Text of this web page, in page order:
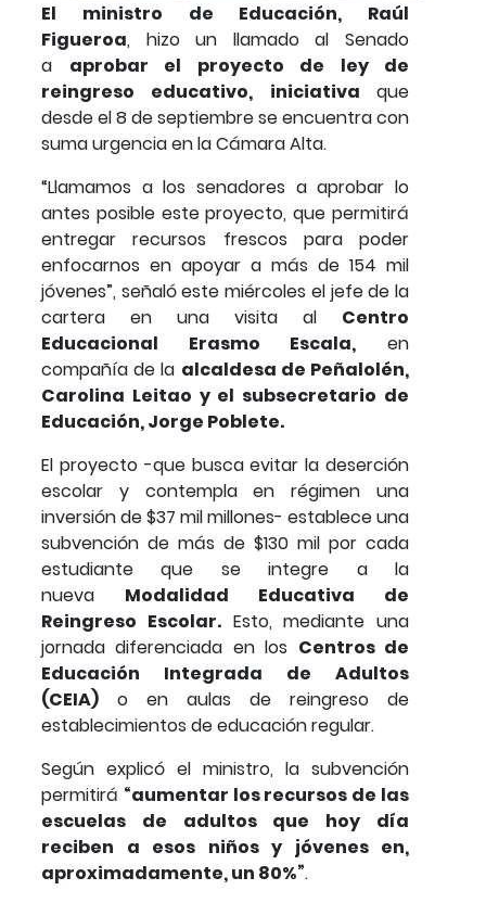
El ministro de Educación, Raúl
Figueroa, hizo un llamado al Senado
a aprobar el proyecto de ley de
reingreso educativo, iniciativa que
desde el 8 de septiembre se encuentra con
suma urgencia en la Cámara Alta.
“Llamamos a los senadores a aprobar lo
antes posible este proyecto, que permitirá
entregar recursos frescos para poder
enfocarnos en apoyar a más de 154 mil
jóvenes”, señaló este miércoles el jefe de la
cartera en una visita al Centro
Educacional Erasmo Escala, en
compañía de la alcaldesa de Peñalolén,
Carolina Leitao y el subsecretario de
Educación, Jorge Poblete.
El proyecto -que busca evitar la deserción
escolar y contempla en régimen una
inversión de $37 mil millones- establece una
subvención de más de $130 mil por cada
estudiante que se integre a la
nueva Modalidad Educativa de
Reingreso Escolar.Esto, mediante una
jornada diferenciada en los Centros de
Educación Integrada de Adultos
(CEIA) o en aulas de reingreso de
establecimientos de educación regular.
Según explicó el ministro, la subvención
permitirá “aumentar los recursos de las
escuelas de adultos que hoy día
reciben a esos niños y jóvenes en,
aproximadamente, un 80%”.